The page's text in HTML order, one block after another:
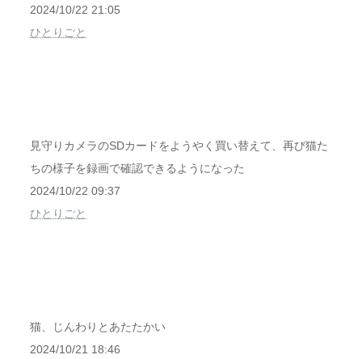
2024/10/22 21:05
ひとりごと
見守りカメラのSDカードをようやく買い替えて、再び猫た
ちの様子を録画で確認できるようになった
2024/10/22 09:37
ひとりごと
猫、じんわりとあたたかい
2024/10/21 18:46